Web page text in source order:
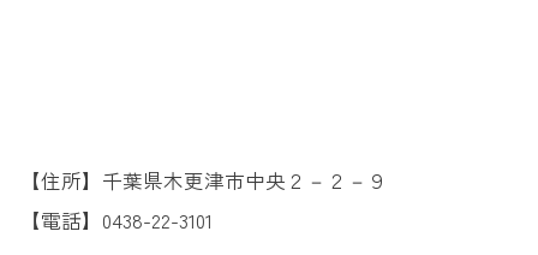
【住所】千葉県木更津市中央２－２－９
【電話】0438-22-3101